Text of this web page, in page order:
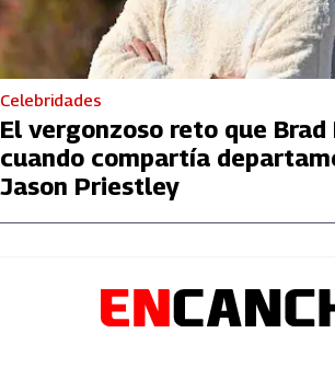
Celebridades
El vergonzoso reto que
cuando compartía
Jason Priestley